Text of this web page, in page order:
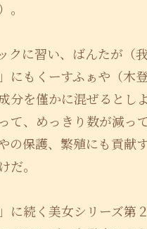
。
クに習い、ばんたが（我
にもくーすふぁや（木
分を僅かに混ぜるとし
て、めっきり数が減っ
保護、繁殖にも貢献
だ。
に続く美女シリーズ第